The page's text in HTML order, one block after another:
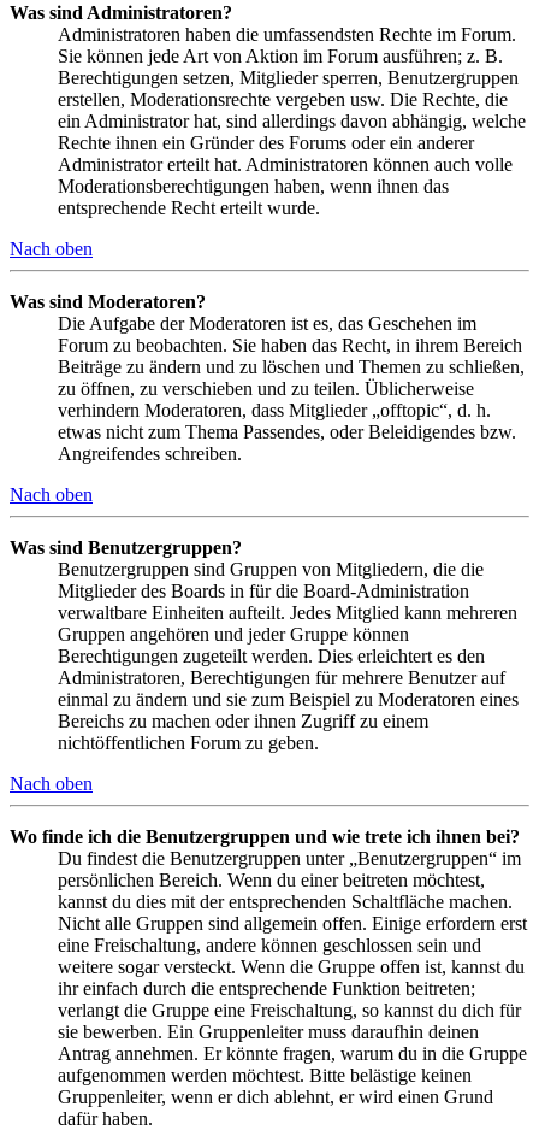
Was sind Administratoren?
Administratoren haben die umfassendsten Rechte im Forum.
Sie können jede Art von Aktion im Forum ausführen; z. B.
Berechtigungen setzen, Mitglieder sperren, Benutzergruppen
erstellen, Moderationsrechte vergeben usw. Die Rechte, die
ein Administrator hat, sind allerdings davon abhängig, welche
Rechte ihnen ein Gründer des Forums oder ein anderer
Administrator erteilt hat. Administratoren können auch volle
Moderationsberechtigungen haben, wenn ihnen das
entsprechende Recht erteilt wurde.
Nach oben
Was sind Moderatoren?
Die Aufgabe der Moderatoren ist es, das Geschehen im
Forum zu beobachten. Sie haben das Recht, in ihrem Bereich
Beiträge zu ändern und zu löschen und Themen zu schließen,
zu öffnen, zu verschieben und zu teilen. Üblicherweise
verhindern Moderatoren, dass Mitglieder „offtopic“, d. h.
etwas nicht zum Thema Passendes, oder Beleidigendes bzw.
Angreifendes schreiben.
Nach oben
Was sind Benutzergruppen?
Benutzergruppen sind Gruppen von Mitgliedern, die die
Mitglieder des Boards in für die Board-Administration
verwaltbare Einheiten aufteilt. Jedes Mitglied kann mehreren
Gruppen angehören und jeder Gruppe können
Berechtigungen zugeteilt werden. Dies erleichtert es den
Administratoren, Berechtigungen für mehrere Benutzer auf
einmal zu ändern und sie zum Beispiel zu Moderatoren eines
Bereichs zu machen oder ihnen Zugriff zu einem
nichtöffentlichen Forum zu geben.
Nach oben
Wo finde ich die Benutzergruppen und wie trete ich ihnen bei?
Du findest die Benutzergruppen unter „Benutzergruppen“ im
persönlichen Bereich. Wenn du einer beitreten möchtest,
kannst du dies mit der entsprechenden Schaltfläche machen.
Nicht alle Gruppen sind allgemein offen. Einige erfordern erst
eine Freischaltung, andere können geschlossen sein und
weitere sogar versteckt. Wenn die Gruppe offen ist, kannst du
ihr einfach durch die entsprechende Funktion beitreten;
verlangt die Gruppe eine Freischaltung, so kannst du dich für
sie bewerben. Ein Gruppenleiter muss daraufhin deinen
Antrag annehmen. Er könnte fragen, warum du in die Gruppe
aufgenommen werden möchtest. Bitte belästige keinen
Gruppenleiter, wenn er dich ablehnt, er wird einen Grund
dafür haben.